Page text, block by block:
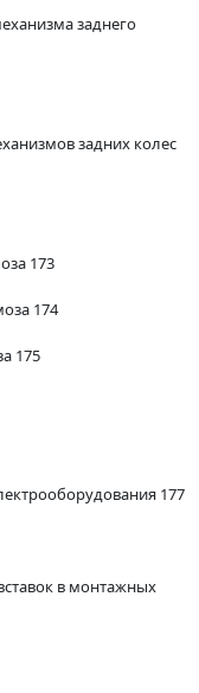
заднего
задних колес
173
174
175
177
в монтажных